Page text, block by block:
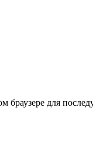
браузере для